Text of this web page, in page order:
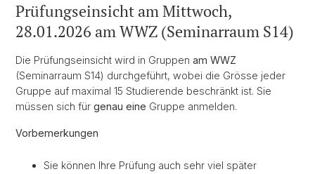
Prüfungseinsicht am Mittwoch,
28.01.2026 am WWZ (Seminarraum S14)
Die Prüfungseinsicht wird in Gruppen am WWZ
(Seminarraum S14) durchgeführt, wobei die Grösse jeder
Gruppe auf maximal 15 Studierende beschränkt ist. Sie
müssen sich für genau eine Gruppe anmelden.
Vorbemerkungen
Sie können Ihre Prüfung auch sehr viel später